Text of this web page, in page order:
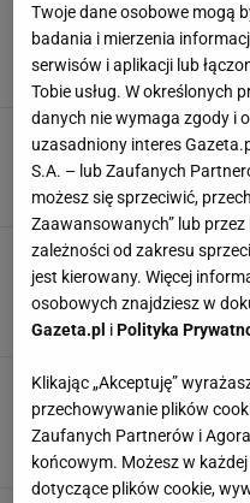
Czym
odzyska
CZYSZCZENIE
Dzieci coraz
prezenty.
INWESTYCJE
Złoty quiz
komplet
NAJNOWSZE
WIEDZA OGÓLNA
Wiedzą,
skarbami.
złota i srebra
BADANIA NEWS
Twoje dane osobowe mogą
badania i mierzenia
serwisów i aplikacji lub
Tobie usług. W określonych
danych nie wymaga zgody i
uzasadniony interes
S.A. – lub Zaufanych
możesz się sprzeciwić,
Zaawansowanych” lub
zależności od zakresu
jest kierowany. Więcej
osobowych znajdziesz w
Gazeta.pl iPolityka
Klikając „Akceptuję”
przechowywanie plików
Zaufanych Partnerów i
końcowym. Możesz w
dotyczące plików cookie,